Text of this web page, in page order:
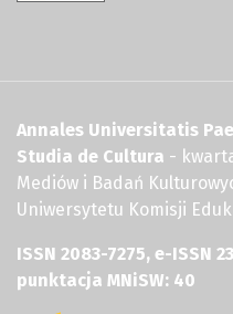
Annales Universitatis
Studia de Cultura -
Mediów i Badań
Uniwersytetu Komisji
ISSN 2083-7275, e-ISSN
punktacja MNiSW: 40